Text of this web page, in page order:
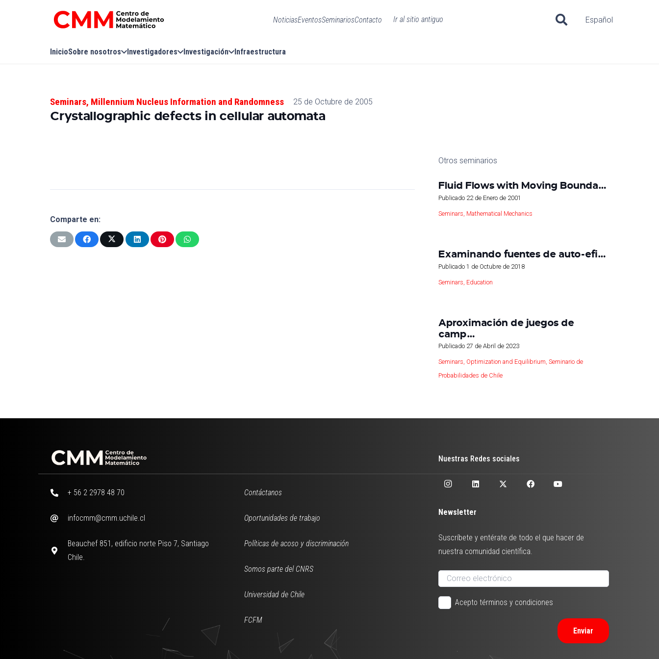
NoticiasEventosSeminariosContacto Ir al sitio antiguo Español
InicioSobre nosotros Investigadores Investigación Infraestructura
Seminars, Millennium Nucleus Information and Randomness 25 de Octubre de 2005
Crystallographic defects in cellular automata
Comparte en:
Otros seminarios
Fluid Flows with Moving Bounda…
Publicado 22 de Enero de 2001
Seminars Mathematical Mechanics
Examinando fuentes de auto-efi…
Publicado 1 de Octubre de 2018
Seminars Education
Aproximación de juegos de
camp…
Publicado 27 de Abril de 2023
Seminars, Optimization and Equilibrium, Seminario de
Probabilidades de Chile
Nuestras Redes sociales
+ 56 2 2978 48 70
infocmm@cmm.uchile.cl
Beauchef 851, edificio norte Piso 7, Santiago
Chile.
Contáctanos
Oportunidades de trabajo
Políticas de acoso y discriminación
Somos parte del CNRS
Universidad de Chile
FCFM
Newsletter
Suscríbete y entérate de todo el que hacer de
nuestra comunidad científica.
Acepto términos y condiciones
Enviar